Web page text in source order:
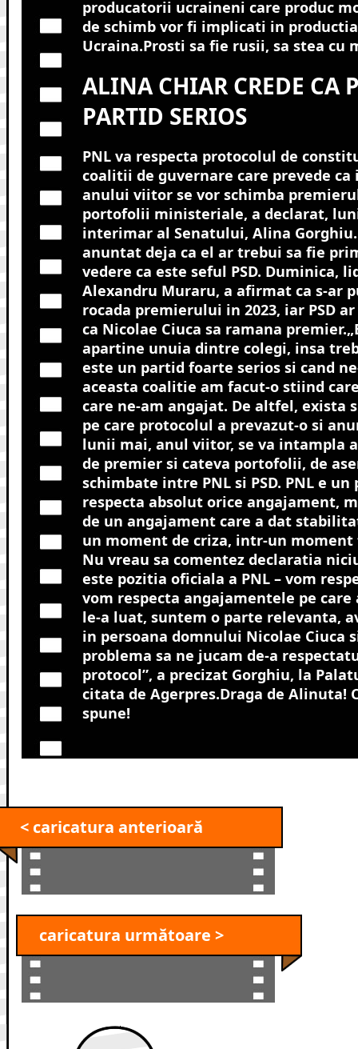
producatorii ucraineni care produc
de schimb vor fi implicati in
Ucraina.Prosti sa fie rusii, sa stea cu
ALINA CHIAR CREDE CA
PARTID SERIOS
PNL va respecta protocolul de
coalitii de guvernare care prevede ca
anului viitor se vor schimba
portofolii ministeriale, a declarat,
interimar al Senatului, Alina
anuntat deja ca el ar trebui sa fie
vedere ca este seful PSD. Duminica,
Alexandru Muraru, a afirmat ca s-ar
rocada premierului in 2023, iar PSD
ca Nicolae Ciuca sa ramana
apartine unuia dintre colegi, insa
este un partid foarte serios si cand
aceasta coalitie am facut-o stiind
care ne-am angajat. De altfel, exista
pe care protocolul a prevazut-o si
lunii mai, anul viitor, se va intampla
de premier si cateva portofolii, de
schimbate intre PNL si PSD. PNL e
respecta absolut orice angajament,
de un angajament care a dat
un moment de criza, intr-un
Nu vreau sa comentez declaratia
este pozitia oficiala a PNL – vom
vom respecta angajamentele pe
le-a luat, suntem o parte relevanta,
in persoana domnului Nicolae Ciuca
problema sa ne jucam de-a
protocol”, a precizat Gorghiu, la
citata de Agerpres.Draga de Alinuta!
spune!
< caricatura anterioară
caricatura următoare >